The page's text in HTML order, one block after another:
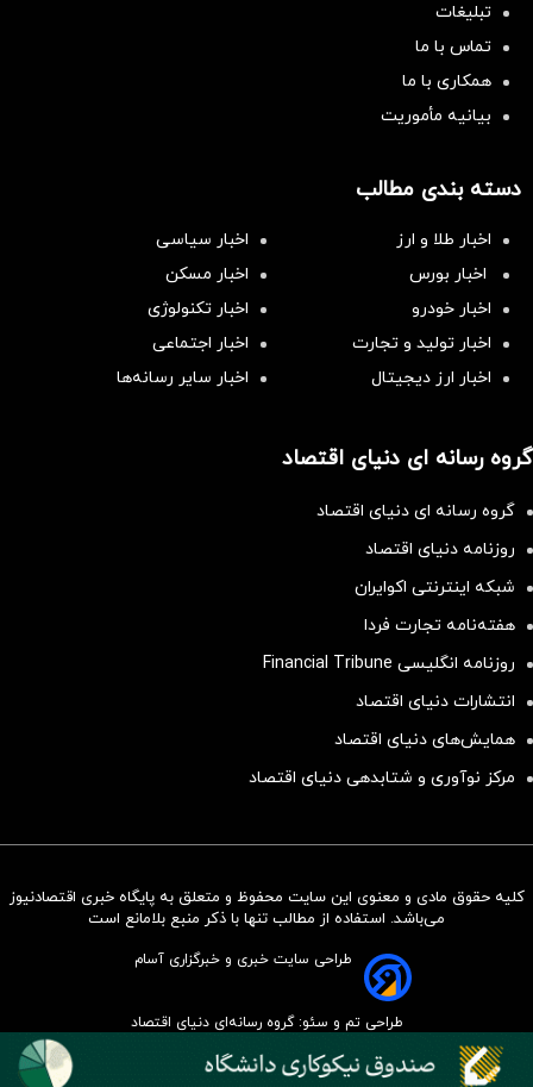
سرمایه‌گذاری همسنگ با شاخص
تبلیغات
تماس با ما
همکاری با ما
بیانیه مأموریت
دسته بندی مطالب
اخبار طلا و ارز
اخبار سیاسی
اخبار بورس
اخبار مسکن
اخبار خودرو
اخبار تکنولوژی
اخبار تولید و تجارت
اخبار اجتماعی
اخبار ارز دیجیتال
اخبار سایر رسانه‌‌ها
گروه رسانه ای دنیای اقتصاد
گروه رسانه ای دنیای اقتصاد
روزنامه دنیای اقتصاد
شبکه اینترنتی اکوایران
هفته‌نامه تجارت فردا
روزنامه انگلیسی Financial Tribune
انتشارات دنیای اقتصاد
همایش‌های دنیای اقتصاد
مرکز نوآوری و شتابدهی دنیای اقتصاد
کلیه حقوق مادی و معنوی این سایت محفوظ و متعلق به پایگاه خبری اقتصادنیوز
می‌باشد. استفاده از مطالب تنها با ذکر منبع بلامانع است
طراحی سایت خبری و خبرگزاری آسام
طراحی تم و سئو: گروه رسانه‌ای دنیای اقتصاد